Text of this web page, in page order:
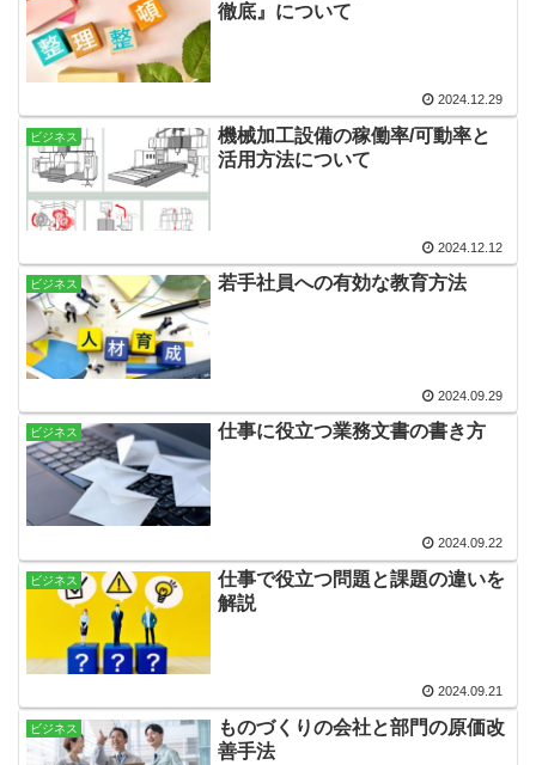
徹底』について
2024.12.29
ビジネス
機械加工設備の稼働率/可動率と
活用方法について
2024.12.12
ビジネス 若手社員への有効な教育方法
2024.09.29
ビジネス 仕事に役立つ業務文書の書き方
2024.09.22
ビジネス
仕事で役立つ問題と課題の違いを
解説
2024.09.21
ビジネス
ものづくりの会社と部門の原価改
善手法